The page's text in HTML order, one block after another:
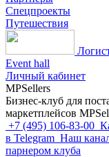
Спецпроекты
Путешествия
Event hall
Личный кабинет
MPSellers
Бизнес-клуб для
маркетплейсов
+7 (495) 106-83-00
в Telegram Наш
парнером клуба